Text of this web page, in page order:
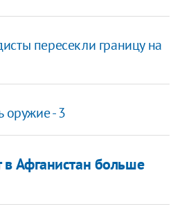
пересекли границу на
оружие - 3
в Афганистан больше